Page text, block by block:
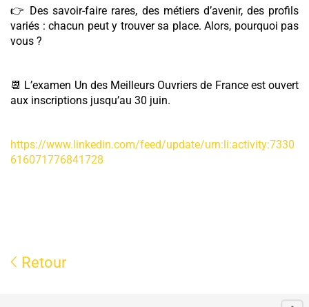
👉 Des savoir-faire rares, des métiers d’avenir, des profils
variés : chacun peut y trouver sa place. Alors, pourquoi pas
vous ?
📆 L’examen Un des Meilleurs Ouvriers de France est ouvert
aux inscriptions jusqu’au 30 juin.
https://www.linkedin.com/feed/update/urn:li:activity:7330
616071776841728
Retour